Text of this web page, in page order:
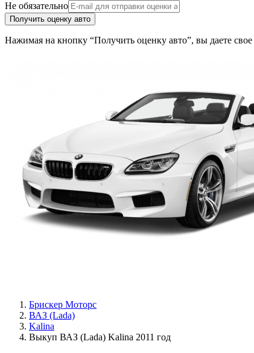
Не обязательно
Получить оценку авто
Нажимая на кнопку “Получить оценку авто”, вы даете свое
Брискер Моторс
ВАЗ (Lada)
Kalina
Выкуп ВАЗ (Lada) Kalina 2011 год